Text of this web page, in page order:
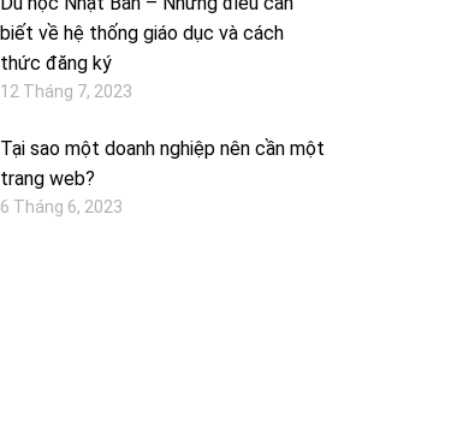
biết về hệ thống giáo dục và cách
thức đăng ký
12 Tháng 7, 2023
Tại sao một doanh nghiệp nên cần một
trang web?
6 Tháng 6, 2023